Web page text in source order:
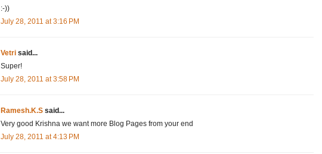
:-))
July 28, 2011 at 3:16 PM
Vetri said...
Super!
July 28, 2011 at 3:58 PM
Ramesh.K.S said...
Very good Krishna we want more Blog Pages from your end
July 28, 2011 at 4:13 PM